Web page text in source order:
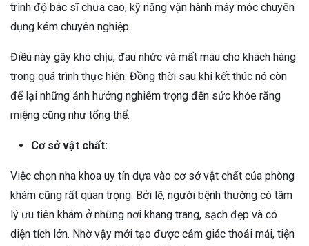
trình độ bác sĩ chưa cao, kỹ năng vận hành máy móc chuyên
dụng kém chuyên nghiệp.
Điều này gây khó chịu, đau nhức và mất máu cho khách hàng
trong quá trình thực hiện. Đồng thời sau khi kết thúc nó còn
để lại những ảnh hưởng nghiêm trọng đến sức khỏe răng
miệng cũng như tổng thể.
Cơ sở vật chất:
Việc chọn nha khoa uy tín dựa vào cơ sở vật chất của phòng
khám cũng rất quan trọng. Bởi lẽ, người bệnh thường có tâm
lý ưu tiên khám ở những nơi khang trang, sạch đẹp và có
diện tích lớn. Nhờ vậy mới tạo được cảm giác thoải mái, tiện